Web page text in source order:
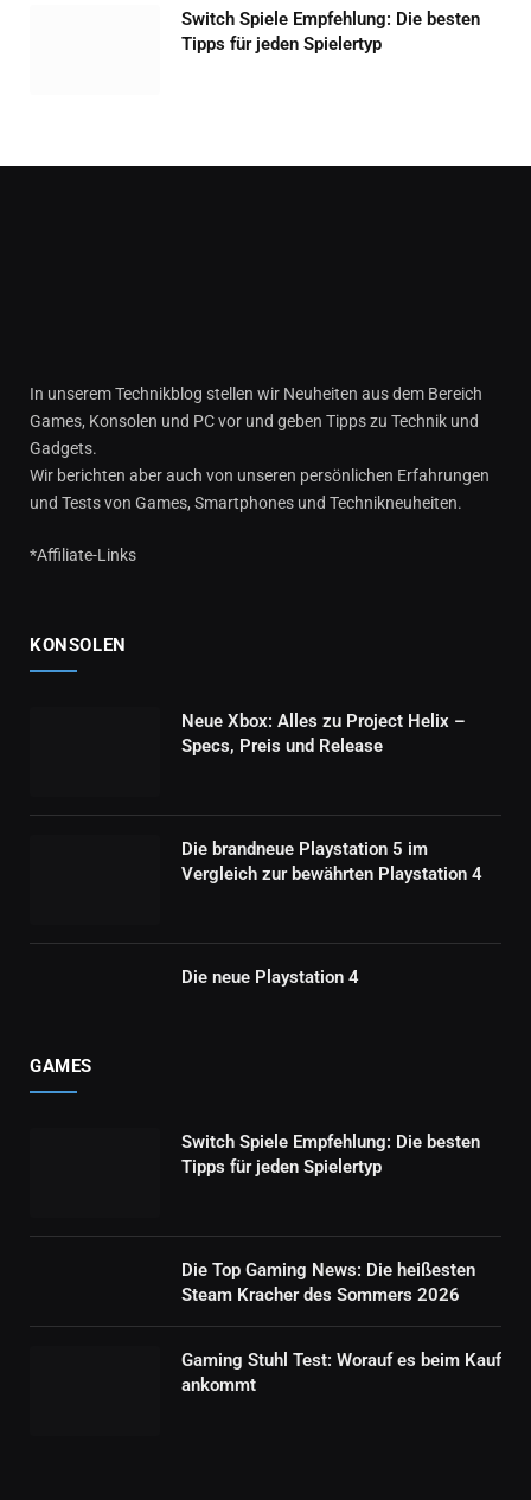
Switch Spiele Empfehlung: Die besten
Tipps für jeden Spielertyp
In unserem Technikblog stellen wir Neuheiten aus dem Bereich
Games, Konsolen und PC vor und geben Tipps zu Technik und
Gadgets.
Wir berichten aber auch von unseren persönlichen Erfahrungen
und Tests von Games, Smartphones und Technikneuheiten.
*Affiliate-Links
KONSOLEN
Neue Xbox: Alles zu Project Helix –
Specs, Preis und Release
Die brandneue Playstation 5 im
Vergleich zur bewährten Playstation 4
Die neue Playstation 4
GAMES
Switch Spiele Empfehlung: Die besten
Tipps für jeden Spielertyp
Die Top Gaming News: Die heißesten
Steam Kracher des Sommers 2026
Gaming Stuhl Test: Worauf es beim Kauf
ankommt